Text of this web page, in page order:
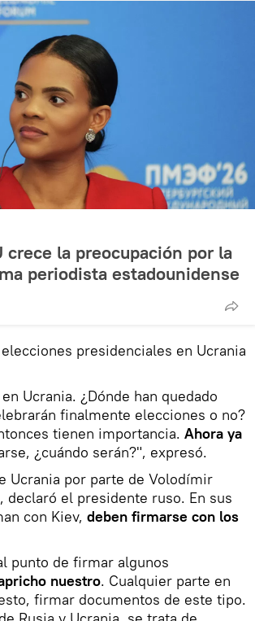
crece la preocupación por la
periodista estadounidense
presidenciales en Ucrania
Ucrania. ¿Dónde han quedado
finalmente elecciones o no?
tienen importancia. Ahora ya
¿cuándo serán?", expresó.
Ucrania por parte de Volodímir
declaró el presidente ruso. En sus
con Kiev, deben firmarse con los
punto de firmar algunos
nuestro. Cualquier parte en
firmar documentos de este tipo.